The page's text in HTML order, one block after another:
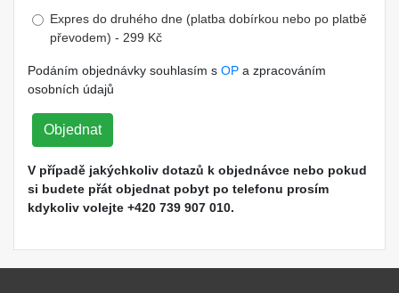
Expres do druhého dne (platba dobírkou nebo po platbě
převodem) - 299 Kč
Podáním objednávky souhlasím s OP a zpracováním
osobních údajů
Objednat
V případě jakýchkoliv dotazů k objednávce nebo pokud
si budete přát objednat pobyt po telefonu prosím
kdykoliv volejte +420 739 907 010.